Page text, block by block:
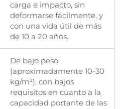
carga e impacto, sin
deformarse fácilmente, y
con una vida útil de más
de 10 a 20 años.
De bajo peso
(aproximadamente 10-30
kg/m²), con bajos
requisitos en cuanto a la
capacidad portante de las